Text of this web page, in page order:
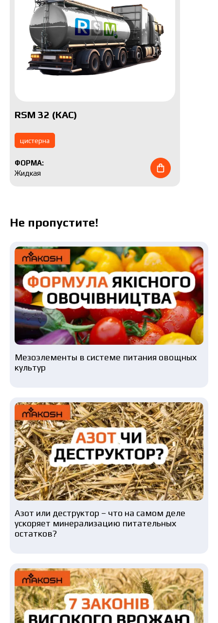
RSM 32 (КАС)
цистерна
ФОРМА:
Жидкая
Не пропустите!
Мезоэлементы в системе питания овощных
культур
Азот или деструктор – что на самом деле
ускоряет минерализацию питательных
остатков?